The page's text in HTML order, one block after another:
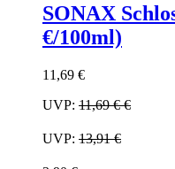
SONAX
€/100ml)
11,69 €
UVP: 11,69 €€
UVP: 13,91 €